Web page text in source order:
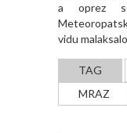
a oprez
vidu
TAG
MRAZ